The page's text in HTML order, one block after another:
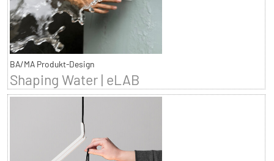
BA/MA Produkt-Design
Shaping Water | eLAB